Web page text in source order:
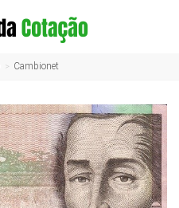
Cambionet